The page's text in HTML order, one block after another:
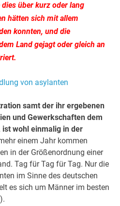
über kurz oder lang
hätten sich mit allem
konnten, und die
Land gejagt oder gleich an
samt der ihr ergebenen
und Gewerkschaften dem
wohl einmalig in der
einem Jahr kommen
in der Größenordnung einer
Tag für Tag für Tag. Nur die
im Sinne des deutschen
es sich um Männer im besten